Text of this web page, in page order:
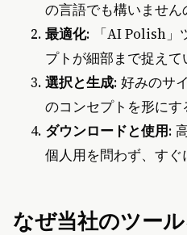
の言語でも構いません
最適化: 「AI Polish」
プトが細部まで捉えて
選択と生成: 好みのサ
のコンセプトを形にす
ダウンロードと使用:
個人用を問わず、すぐ
なぜ当社のツー